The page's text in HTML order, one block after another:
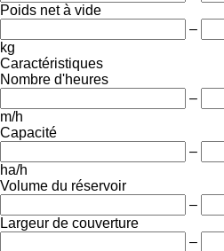
Poids net à vide
–
kg
Caractéristiques
Nombre d'heures
–
m/h
Capacité
–
ha/h
Volume du réservoir
–
Largeur de couverture
–